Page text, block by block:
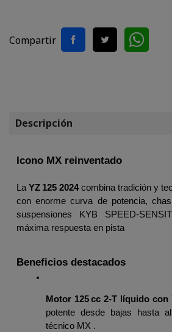
Compartir
Descripción
Icono MX reinventado
La YZ 125 2024 combina tradición y
con enorme curva de potencia,
suspensiones KYB SPEED-
máxima respuesta en pista
Beneficios destacados
Motor 125 cc 2‑T líquido con
potente desde bajas hasta
técnico MX .